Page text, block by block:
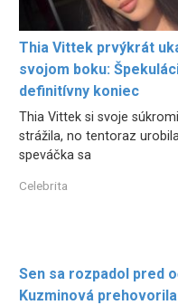
Thia Vittek prvýkrát
svojom boku:
definitívny koniec
Thia Vittek si svoje
strážila, no tentoraz
speváčka sa
Celebrita
Sen sa rozpadol pred
Kuzminová